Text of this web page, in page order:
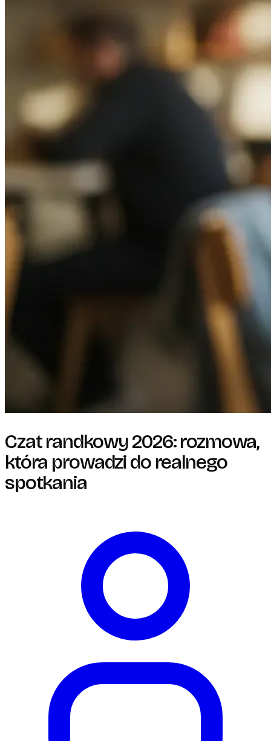
Czat randkowy 2026: rozmowa,
która prowadzi do realnego
spotkania